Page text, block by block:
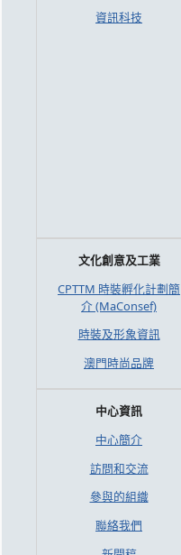
資訊科技
文化創意及工業
CPTTM 時裝孵化計劃簡
介 (MaConsef)
時裝及形象資訊
澳門時尚品牌
中心資訊
中心簡介
訪問和交流
參與的組織
聯絡我們